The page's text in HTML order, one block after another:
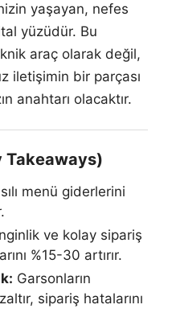
yaşayan, nefes
yüzüdür. Bu
araç olarak değil,
iletişimin bir parçası
anahtarı olacaktır.
Takeaways)
menü giderlerini
ve kolay sipariş
%15-30 artırır.
Garsonların
sipariş hatalarını